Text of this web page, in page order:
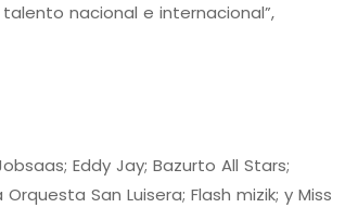
nacional e internacional”,
Eddy Jay; Bazurto All Stars;
San Luisera; Flash mizik; y Miss